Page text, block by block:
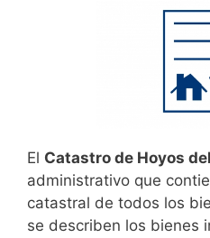
El Catastro de Hoyos
administrativo que
catastral de todos los
se describen los bienes